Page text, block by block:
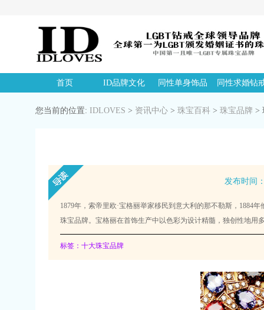
首页 ID品牌文化 同性单身饰品 同性求婚钻
您当前的位置: IDLOVES > 资讯中心 > 珠宝百科 > 珠宝品牌 >
发布时间
1879年，索帝里欧·宝格丽举家移民到意大利的那不勒斯，1884
珠宝品牌。宝格丽在首饰生产中以色彩为设计精髓，独创性地
标签：十大珠宝品牌